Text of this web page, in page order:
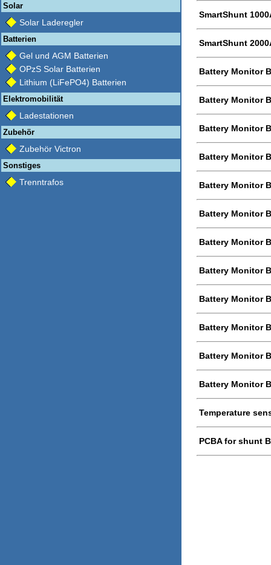
Solar
Solar Laderegler
Batterien
Gel und AGM Batterien
OPzS Solar Batterien
Lithium (LiFePO4) Batterien
Elektromobilität
Ladestationen
Zubehör
Zubehör Victron
Sonstiges
Trenntrafos
SmartShunt
SmartShunt
Battery Monitor
Battery Monitor
Battery Monitor
Battery Monitor
Battery Monitor
Battery Monitor
Battery Monitor
Battery Monitor
Battery Monitor
Battery Monitor
Battery Monitor
Battery Monitor
Temperature
PCBA for shunt